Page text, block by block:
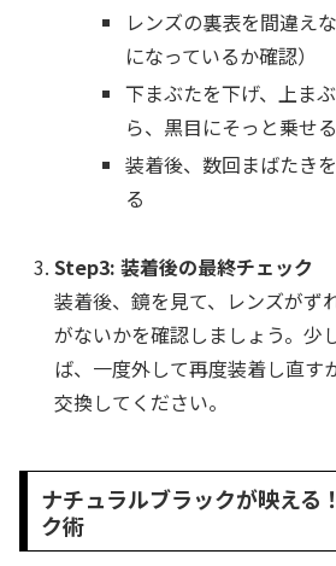
レンズの裏表を間違え
になっているか確認）
下まぶたを下げ、上ま
ら、黒目にそっと乗せる
装着後、数回まばたき
る
Step3: 装着後の最終チェック
装着後、鏡を見て、レンズがず
がないかを確認しましょう。少
ば、一度外して再度装着し直す
交換してください。
ナチュラルブラックが映える
ク術